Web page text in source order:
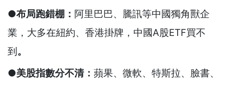
●布局跑錯棚： 阿里巴巴、騰訊等中國獨角獸企
業，大多在紐約、香港掛牌，中國A股ETF買不
到 。
●美股指數分不清： 蘋果、微軟、特斯拉、臉書、